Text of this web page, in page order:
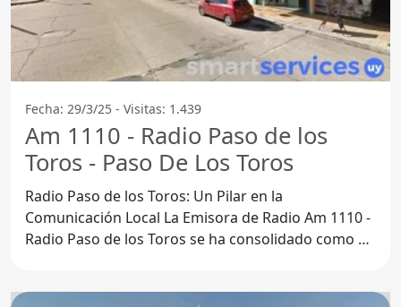
Fecha: 29/3/25 - Visitas: 1.439
Am 1110 - Radio Paso de los
Toros - Paso De Los Toros
Radio Paso de los Toros: Un Pilar en la
Comunicación Local La Emisora de Radio Am 1110 -
Radio Paso de los Toros se ha consolidado como un